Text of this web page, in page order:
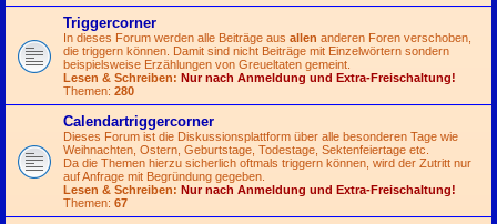
Triggercorner
In dieses Forum werden alle Beiträge aus allen anderen Foren verschoben,
die triggern können. Damit sind nicht Beiträge mit Einzelwörtern sondern
beispielsweise Erzählungen von Greueltaten gemeint.
Lesen & Schreiben: Nur nach Anmeldung und Extra-Freischaltung!
Themen: 280
Calendartriggercorner
Dieses Forum ist die Diskussionsplattform über alle besonderen Tage wie
Weihnachten, Ostern, Geburtstage, Todestage, Sektenfeiertage etc.
Da die Themen hierzu sicherlich oftmals triggern können, wird der Zutritt nur
auf Anfrage mit Begründung gegeben.
Lesen & Schreiben: Nur nach Anmeldung und Extra-Freischaltung!
Themen: 67